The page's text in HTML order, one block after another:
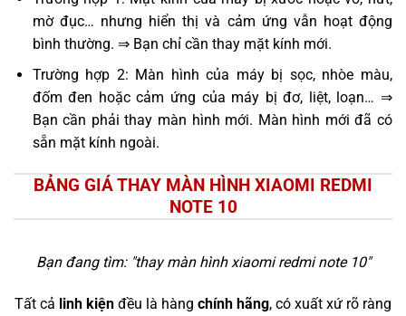
mờ đục… nhưng hiển thị và cảm ứng vẫn hoạt động
bình thường. ⇒ Bạn chỉ cần thay mặt kính mới.
Trường hợp 2: Màn hình của máy bị sọc, nhòe màu,
đốm đen hoặc cảm ứng của máy bị đơ, liệt, loạn… ⇒
Bạn cần phải thay màn hình mới. Màn hình mới đã có
sẵn mặt kính ngoài.
BẢNG GIÁ THAY MÀN HÌNH XIAOMI REDMI
NOTE 10
Bạn đang tìm: "thay màn hình xiaomi redmi note 10"
Tất cả linh kiện đều là hàng chính hãng, có xuất xứ rõ ràng